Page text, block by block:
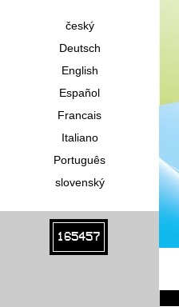
český
Deutsch
English
Español
Francais
Italiano
Português
slovenský
165457